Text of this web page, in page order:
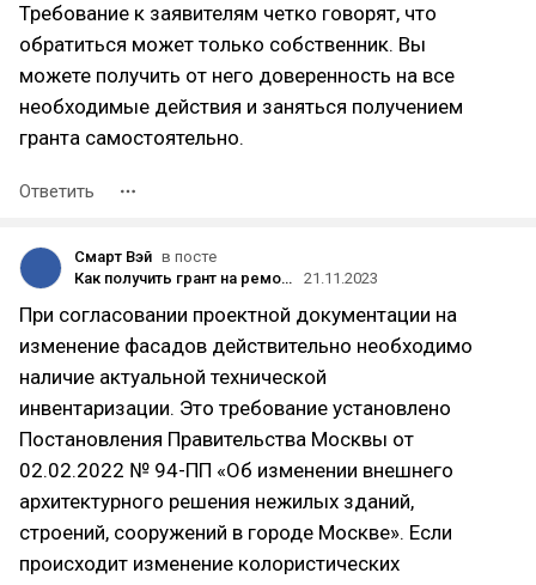
Требование к заявителям четко говорят, что
обратиться может только собственник. Вы
можете получить от него доверенность на все
необходимые действия и заняться получением
гранта самостоятельно.
Ответить
Смарт Вэй в посте
Как получить грант на ремонт фасада в Москве
21.11.2023
При согласовании проектной документации на
изменение фасадов действительно необходимо
наличие актуальной технической
инвентаризации. Это требование установлено
Постановления Правительства Москвы от
02.02.2022 № 94-ПП «Об изменении внешнего
архитектурного решения нежилых зданий,
строений, сооружений в городе Москве». Если
происходит изменение колористических